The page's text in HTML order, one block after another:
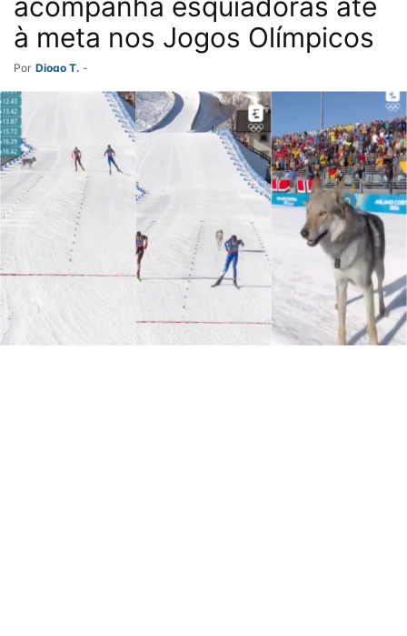
à meta nos Jogos Olímpicos
Por Diogo T. -